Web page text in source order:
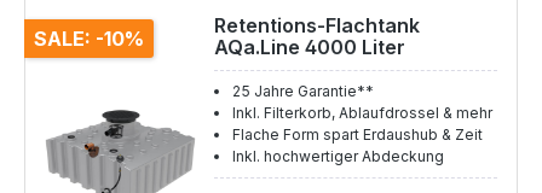
SALE: -10%
Retentions-Flachtank
AQa.Line 4000 Liter
25 Jahre Garantie**
Inkl. Filterkorb, Ablaufdrossel & mehr
Flache Form spart Erdaushub & Zeit
Inkl. hochwertiger Abdeckung